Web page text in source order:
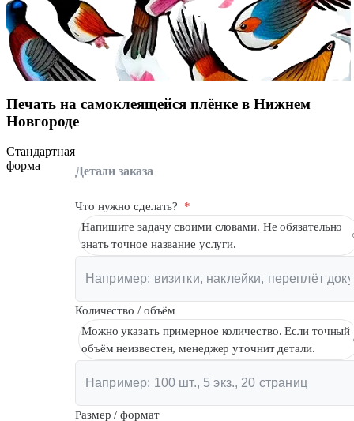
Вакансии
О компании
Написать директору
Арендодателям
Франшиза
Контакты
Печать на самоклеящейся плёнке в Нижнем
Новгороде
Стандартная
форма
Детали заказа
Что нужно сделать?
*
Напишите задачу своими словами. Не обязательно
знать точное название услуги.
Количество / объём
Можно указать примерное количество. Если точный
объём неизвестен, менеджер уточнит детали.
Размер / формат